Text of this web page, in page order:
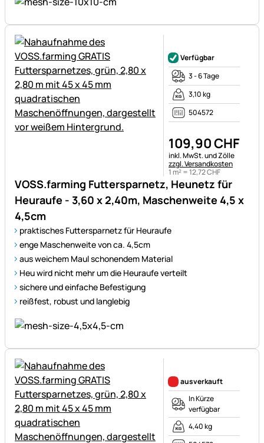
VOSS.farming Futtersparnetz, Heunetz für
Heuraufe - 3,60 x 2,40m, Maschenweite 4,5 x
4,5cm
praktisches Futtersparnetz für Heuraufe
enge Maschenweite von ca. 4,5cm
aus weichem Maul schonendem Material
Heu wird nicht mehr um die Heuraufe verteilt
sichere und einfache Befestigung
reißfest, robust und langlebig
Verfügbar
3 - 6 Tage
3,10 kg
504572
109,90CHF
Steuerhinweis:
inkl. MwSt. und Zölle
zzgl. Versandkosten
1 m² =12,72CHF
ausverkauft
In Kürze
verfügbar
4,40 kg